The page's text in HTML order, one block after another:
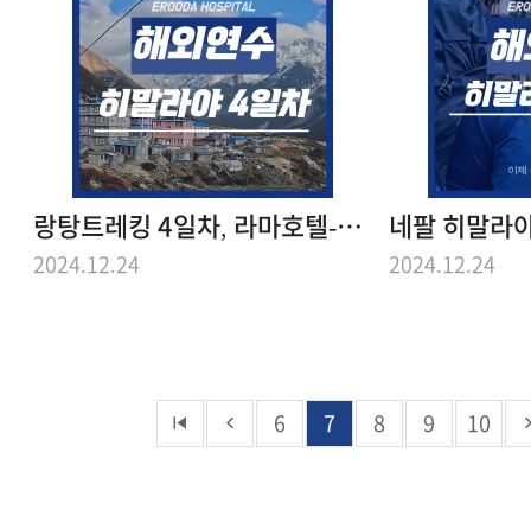
랑탕트레킹 4일차, 라마호텔-강진곰파 2400-3800…
2024.12.24 2024.12.24
6 7 8 9 10